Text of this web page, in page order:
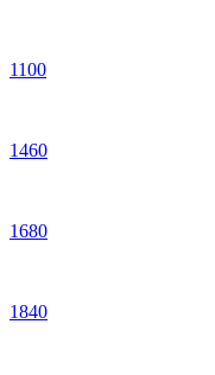
1100
1460
1680
1840